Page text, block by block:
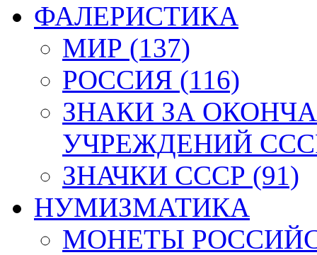
ФАЛЕРИСТИКА
МИР (137)
РОССИЯ (116)
ЗНАКИ ЗА
УЧРЕЖДЕНИЙ
ЗНАЧКИ СССР (91)
НУМИЗМАТИКА
МОНЕТЫ